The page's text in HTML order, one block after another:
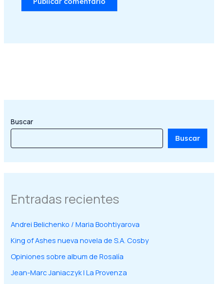
Buscar
Buscar
Entradas recientes
Andrei Belichenko / Maria Boohtiyarova
King of Ashes nueva novela de S.A. Cosby
Opiniones sobre album de Rosalía
Jean-Marc Janiaczyk | La Provenza